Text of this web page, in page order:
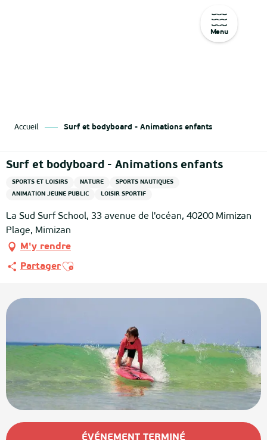
Menu
Accueil Surf et bodyboard - Animations enfants
Surf et bodyboard - Animations enfants
SPORTS ET LOISIRS NATURE
SPORTS NAUTIQUES
ANIMATION JEUNE PUBLIC
LOISIR SPORTIF
La Sud Surf School, 33 avenue de l'océan, 40200 Mimizan
Plage, Mimizan
M'y rendre
PartagerAjouter aux favoris
Ouverture et coordonnées
ÉVÉNEMENT TERMINÉ